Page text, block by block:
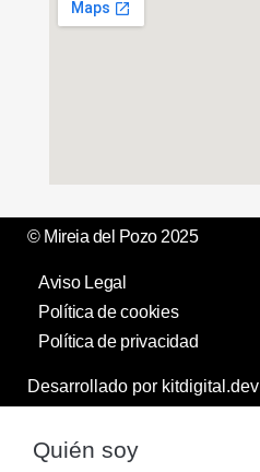
© Mireia del Pozo 2025
Aviso Legal
Política de cookies
Política de privacidad
Desarrollado por kitdigital.dev
Quién soy